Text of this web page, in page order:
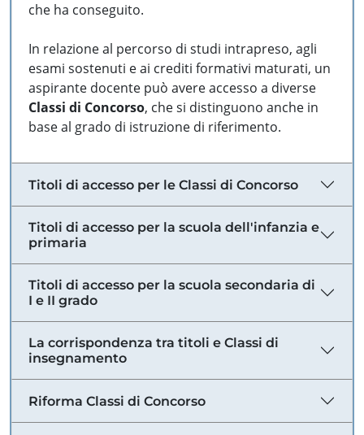
che ha conseguito.
In relazione al percorso di studi intrapreso, agli
esami sostenuti e ai crediti formativi maturati, un
aspirante docente può avere accesso a diverse
Classi di Concorso, che si distinguono anche in
base al grado di istruzione di riferimento.
Titoli di accesso per le Classi di Concorso
Titoli di accesso per la scuola dell'infanzia e
primaria
Titoli di accesso per la scuola secondaria di
I e II grado
La corrispondenza tra titoli e Classi di
insegnamento
Riforma Classi di Concorso